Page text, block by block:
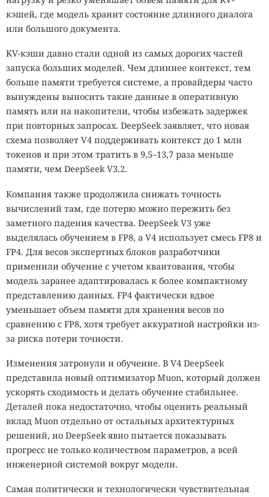
кэшей, где модель хранит состояние длинного диалога
или большого документа.
KV-кэши давно стали одной из самых дорогих частей
запуска больших моделей. Чем длиннее контекст, тем
больше памяти требуется системе, а провайдеры часто
вынуждены выносить такие данные в оперативную
память или на накопители, чтобы избежать задержек
при повторных запросах. DeepSeek заявляет, что новая
схема позволяет V4 поддерживать контекст до 1 млн
токенов и при этом тратить в 9,5–13,7 раза меньше
памяти, чем DeepSeek V3.2.
Компания также продолжила снижать точность
вычислений там, где потерю можно пережить без
заметного падения качества. DeepSeek V3 уже
выделялась обучением в FP8, а V4 использует смесь FP8 и
FP4. Для весов экспертных блоков разработчики
применили обучение с учетом квантования, чтобы
модель заранее адаптировалась к более компактному
представлению данных. FP4 фактически вдвое
уменьшает объем памяти для хранения весов по
сравнению с FP8, хотя требует аккуратной настройки из-
за риска потери точности.
Изменения затронули и обучение. В V4 DeepSeek
представила новый оптимизатор Muon, который должен
ускорять сходимость и делать обучение стабильнее.
Деталей пока недостаточно, чтобы оценить реальный
вклад Muon отдельно от остальных архитектурных
решений, но DeepSeek явно пытается показывать
прогресс не только количеством параметров, а всей
инженерной системой вокруг модели.
Самая политически и технологически чувствительная